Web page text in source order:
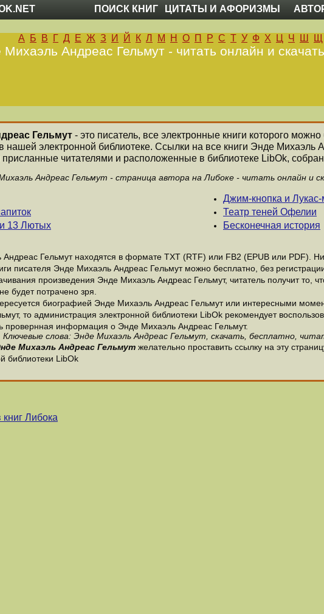
ПОИСК КНИГ ЦИТАТЫ И АФОРИЗМЫ
А Б В Г Д Е Ж З И Й К Л М Н О П Р С Т У Ф Х Ц Ч Ш Щ
Андреас Гельмут - читать онлайн и
Гельмут- это писатель, все электронные книги которого
нашей электронной библиотеке. Ссылки на все книги Энде Михаэль
присланные читателями и расположенные в библиотеке LibOk,
Андреас Гельмут - страница автора на Либоке - читать онлайн и
13 Лютых
Джим-кнопка и
Театр теней Офелии
Бесконечная история
Гельмут находятся в формате ТХТ (RTF) или FB2 (EPUB или PDF).
писателя Энде Михаэль Андреас Гельмут можно бесплатно, без
произведения Энде Михаэль Андреас Гельмут, читатель получит то,
будет потрачено зря.
биографией Энде Михаэль Андреас Гельмут или интересными
то администрация электронной библиотеки LibOk рекомендует
провернная информация о Энде Михаэль Андреас Гельмут.
Ключевые слова: Энде Михаэль Андреас Гельмут, скачать, бесплатно,
Михаэль Андреас Гельмут желательно проставить ссылку на эту
библиотеки LibOk
Либока